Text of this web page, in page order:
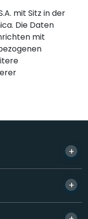
mit Sitz in der
Die Daten
mit
+
+